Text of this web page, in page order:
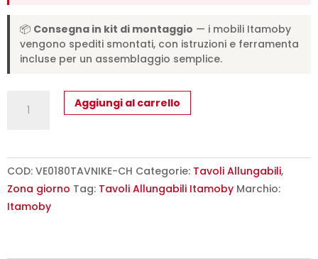
📦 Consegna in kit di montaggio — i mobili Itamoby
vengono spediti smontati, con istruzioni e ferramenta
incluse per un assemblaggio semplice.
allungabile
Niket
cashmere
gambe
Aggiungi al carrello
COD: VE0180TAVNIKE-CH Categorie: Tavoli Allungabili,
Zona giorno Tag: Tavoli Allungabili Itamoby Marchio:
Itamoby